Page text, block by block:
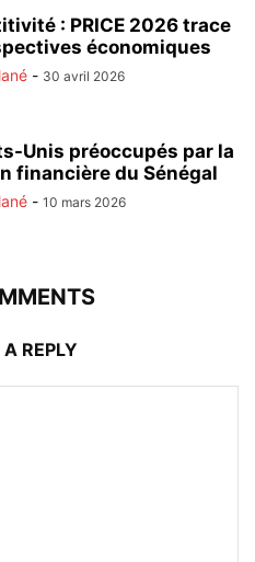
: PRICE 2026 trace
économiques
- 30 avril 2026
Unis préoccupés par la
financière du Sénégal
- 10 mars 2026
REPLY